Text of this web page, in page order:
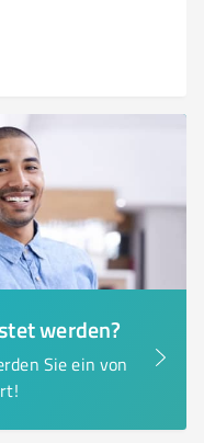
werden?
Sie ein von